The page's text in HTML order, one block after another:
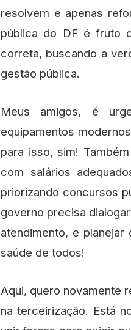
resolvem e apenas
pública do DF é fruto
correta, buscando a
gestão pública.
Meus amigos, é
equipamentos
para isso, sim!
com salários
priorizando concursos
governo precisa
atendimento, e
saúde de todos!
Aqui, quero novamente
na terceirização. Está